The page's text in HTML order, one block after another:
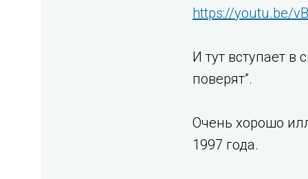
https://youtu.be/
И тут вступает
поверят”.
Очень хорошо
1997 года.